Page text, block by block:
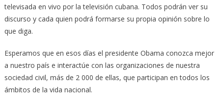
televisada en vivo por la televisión cubana. Todos podrán ver su
discurso y cada quien podrá formarse su propia opinión sobre lo
que diga.
Esperamos que en esos días el presidente Obama conozca mejor
a nuestro país e interactúe con las organizaciones de nuestra
sociedad civil, más de 2 000 de ellas, que participan en todos los
ámbitos de la vida nacional.